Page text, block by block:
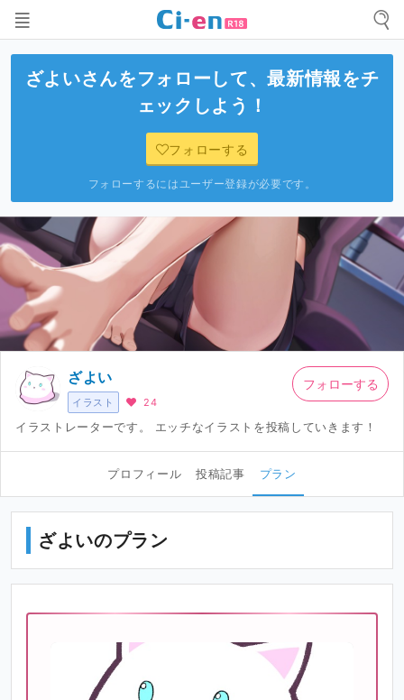
ざよいさんをフォローして、最新情報をチ
ェックしよう！
フォローする
フォローするにはユーザー登録が必要です。
イラスト
ざよい
24
イラストレーターです。 エッチなイラストを投稿していきます！
フォローする
プロフィール 投稿記事 プラン
ざよいのプラン